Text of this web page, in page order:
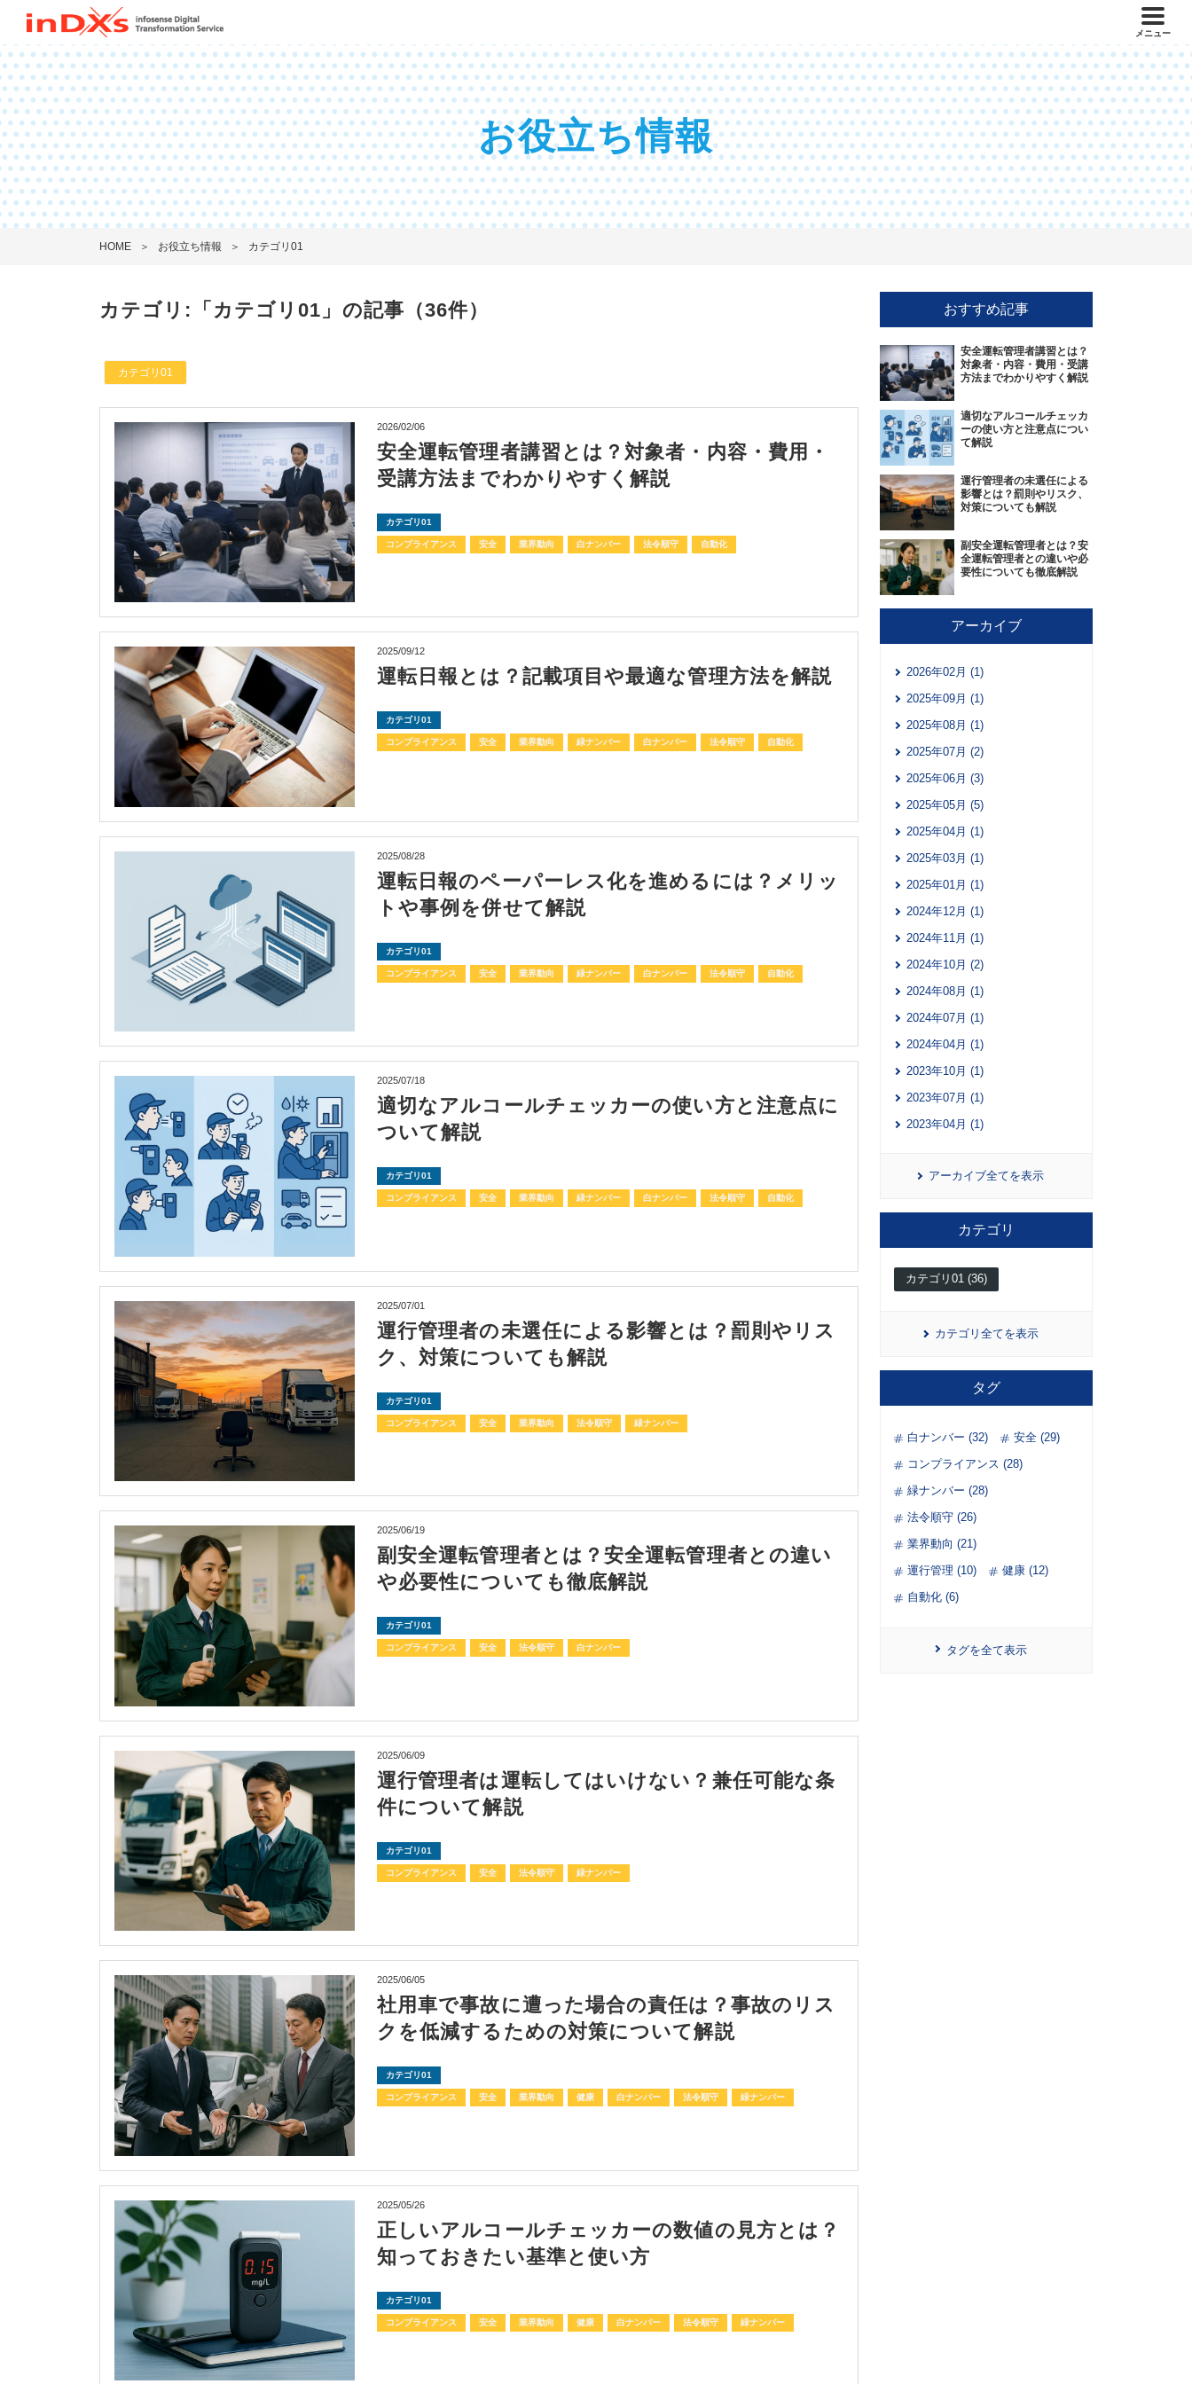
メニュー
お役立ち情報
HOME お役立ち情報 カテゴリ01
カテゴリ:「カテゴリ01」の記事（36件）
カテゴリ01
2026/02/06
安全運転管理者講習とは？対象者・内容・費用・
受講方法までわかりやすく解説
カテゴリ01
コンプライアンス 安全 業界動向 白ナンバー 法令順守 自動化
2025/09/12
運転日報とは？記載項目や最適な管理方法を解説
カテゴリ01
コンプライアンス 安全 業界動向 緑ナンバー 白ナンバー 法令順守 自動化
2025/08/28
運転日報のペーパーレス化を進めるには？メリッ
トや事例を併せて解説
カテゴリ01
コンプライアンス 安全 業界動向 緑ナンバー 白ナンバー 法令順守 自動化
2025/07/18
適切なアルコールチェッカーの使い方と注意点に
ついて解説
カテゴリ01
コンプライアンス 安全 業界動向 緑ナンバー 白ナンバー 法令順守 自動化
2025/07/01
運行管理者の未選任による影響とは？罰則やリス
ク、対策についても解説
カテゴリ01
コンプライアンス 安全 業界動向 法令順守 緑ナンバー
2025/06/19
副安全運転管理者とは？安全運転管理者との違い
や必要性についても徹底解説
カテゴリ01
コンプライアンス 安全 法令順守 白ナンバー
2025/06/09
運行管理者は運転してはいけない？兼任可能な条
件について解説
カテゴリ01
コンプライアンス 安全 法令順守 緑ナンバー
2025/06/05
社用車で事故に遭った場合の責任は？事故のリス
クを低減するための対策について解説
カテゴリ01
コンプライアンス 安全 業界動向 健康 白ナンバー 法令順守 緑ナンバー
2025/05/26
正しいアルコールチェッカーの数値の見方とは？
知っておきたい基準と使い方
カテゴリ01
コンプライアンス 安全 業界動向 健康 白ナンバー 法令順守 緑ナンバー
おすすめ記事
安全運転管理者講習とは？
対象者・内容・費用・受講
方法までわかりやすく解説
適切なアルコールチェッカ
ーの使い方と注意点につい
て解説
運行管理者の未選任による
影響とは？罰則やリスク、
対策についても解説
副安全運転管理者とは？安
全運転管理者との違いや必
要性についても徹底解説
アーカイブ
2026年02月 (1)
2025年09月 (1)
2025年08月 (1)
2025年07月 (2)
2025年06月 (3)
2025年05月 (5)
2025年04月 (1)
2025年03月 (1)
2025年01月 (1)
2024年12月 (1)
2024年11月 (1)
2024年10月 (2)
2024年08月 (1)
2024年07月 (1)
2024年04月 (1)
2023年10月 (1)
2023年07月 (1)
2023年04月 (1)
アーカイブ全てを表示
カテゴリ
カテゴリ01 (36)
カテゴリ全てを表示
タグ
白ナンバー (32)
安全 (29)
コンプライアンス (28)
緑ナンバー (28)
法令順守 (26)
業界動向 (21)
運行管理 (10)
健康 (12)
自動化 (6)